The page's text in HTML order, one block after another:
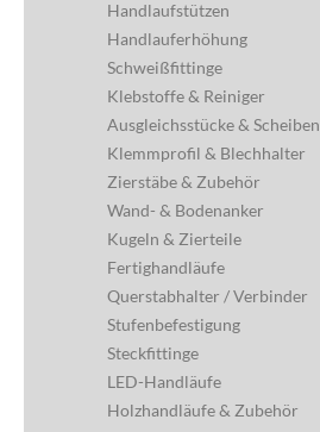
Handlaufstützen
Handlauferhöhung
Schweißfittinge
Klebstoffe & Reiniger
Ausgleichsstücke & Scheiben
Klemmprofil & Blechhalter
Zierstäbe & Zubehör
Wand- & Bodenanker
Kugeln & Zierteile
Fertighandläufe
Querstabhalter / Verbinder
Stufenbefestigung
Steckfittinge
LED-Handläufe
Holzhandläufe & Zubehör